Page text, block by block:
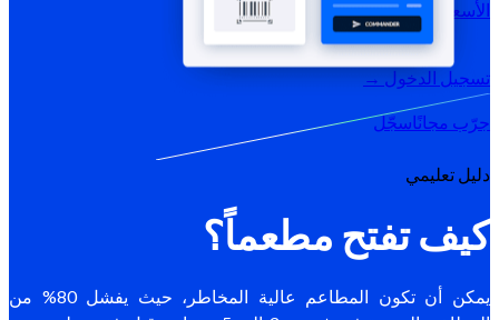
الأسعار
تسجيل الدخول →
جرّب مجانًاسجّل
دليل تعليمي
كيف تفتح مطعماً؟
يمكن أن تكون المطاعم عالية المخاطر، حيث يفشل 80% من